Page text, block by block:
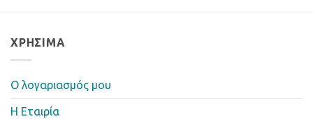
ΧΡΉΣΙΜΑ
Ο λογαριασμός μου
Η Eταιρία